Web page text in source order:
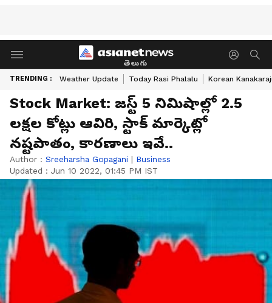
తెలుగు
TRENDING : Weather Update Today Rasi Phalalu Korean
Stock Market: జస్ట్ 5 నిమిషాల్లో 2.5
లక్షల కోట్లు ఆవిరి, స్టాక్ మార్కెట్లో
నష్టపాతం, కారణాలు ఇవే..
Author : Sreeharsha Gopagani | Business
Updated : Jun 10 2022, 01:45 PM IST